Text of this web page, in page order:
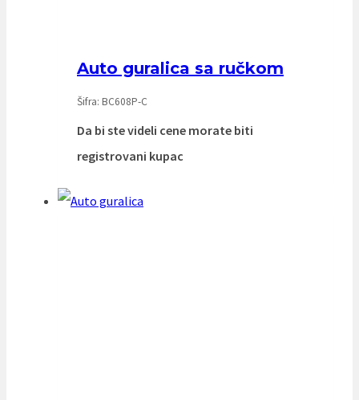
Auto guralica sa ručkom
Šifra: BC608P-C
Da bi ste videli cene morate biti
registrovani kupac